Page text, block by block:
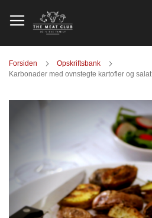
to
Content
Forsiden
Opskriftsbank
Karbonader med ovnstegte kartofler og salat